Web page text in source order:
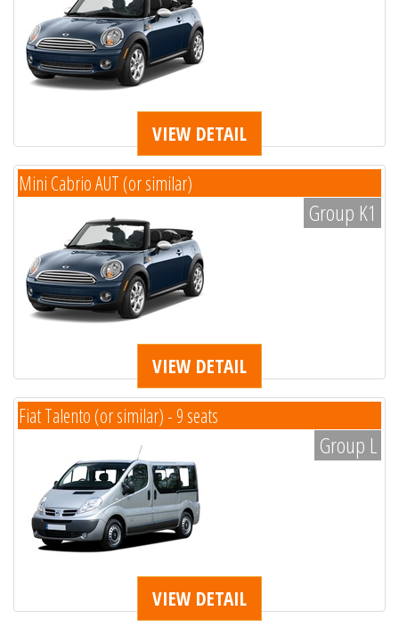
VIEW DETAIL
Mini Cabrio AUT (or similar)
Group K1
VIEW DETAIL
Fiat Talento (or similar) - 9 seats
Group L
VIEW DETAIL